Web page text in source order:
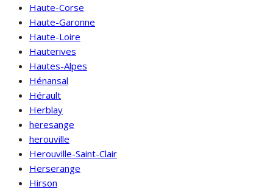
Haute-Corse
Haute-Garonne
Haute-Loire
Hauterives
Hautes-Alpes
Hénansal
Hérault
Herblay
heresange
herouville
Herouville-Saint-Clair
Herserange
Hirson